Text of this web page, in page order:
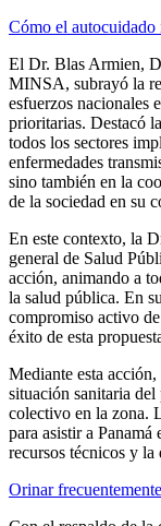
Cómo el
El Dr. Blas Armien,
MINSA, subrayó la
esfuerzos nacionales
prioritarias. Destacó
todos los sectores
enfermedades
sino también en la
de la sociedad en su
En este contexto, la
general de Salud
acción, animando a
la salud pública. En
compromiso activo
éxito de esta
Mediante esta
situación sanitaria
colectivo en la zona.
para asistir a Panamá
recursos técnicos y
Orinar